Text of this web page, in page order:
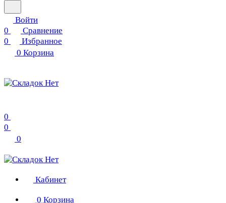
Войти
0
Сравнение
0
Избранное
0 Корзина
0
0
0
Кабинет
0 Корзина